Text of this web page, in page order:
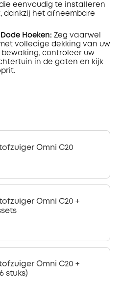
eenvoudig te installeren
dankzij het afneembare
Hoeken: Zeg vaarwel
volledige dekking van uw
bewaking, controleer uw
in de gaten en kijk
Omni C20
Omni C20 +
Omni C20 +
stuks)